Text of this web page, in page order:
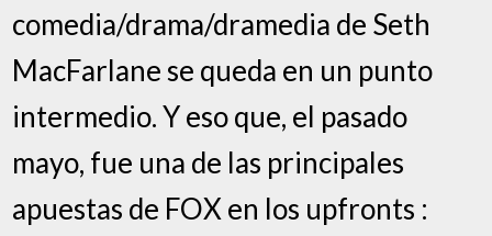
comedia/drama/dramedia de Seth
MacFarlane se queda en un punto
intermedio. Y eso que, el pasado
mayo, fue una de las principales
apuestas de FOX en los upfronts :